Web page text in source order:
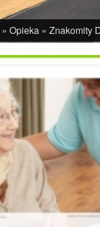
» Opieka » Znakomity